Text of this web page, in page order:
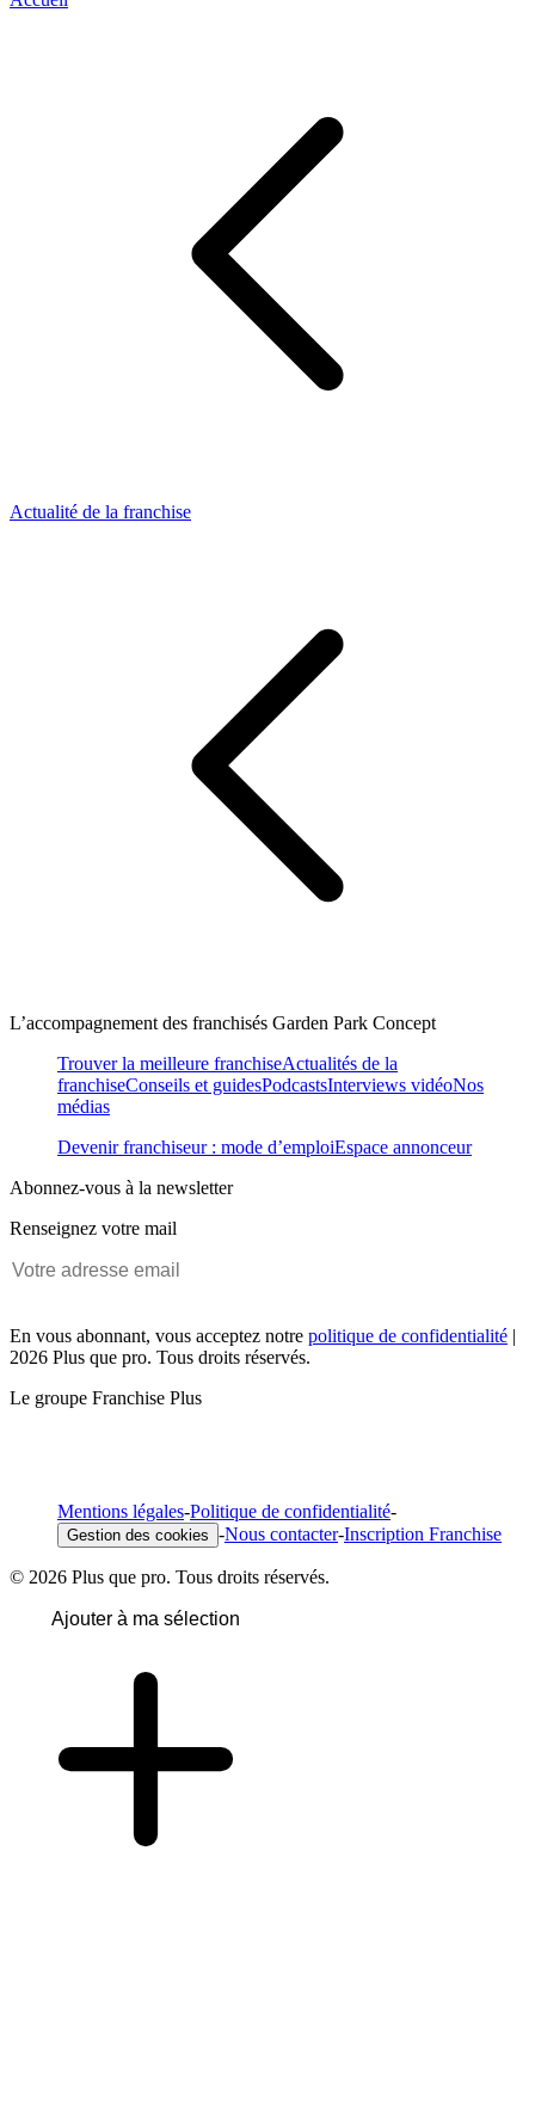
Actualité de la franchise
L’accompagnement des franchisés Garden Park Concept
Trouver la meilleure franchiseActualités de la
franchiseConseils et guidesPodcastsInterviews vidéoNos
médias
Devenir franchiseur : mode d’emploiEspace annonceur
Abonnez-vous à la newsletter
Renseignez votre mail
En vous abonnant, vous acceptez notre politique de confidentialité |
2026 Plus que pro. Tous droits réservés.
Le groupe Franchise Plus
Mentions légales-Politique de confidentialité-
Gestion des cookies -Nous contacter-Inscription Franchise
© 2026 Plus que pro. Tous droits réservés.
Ajouter à ma sélection